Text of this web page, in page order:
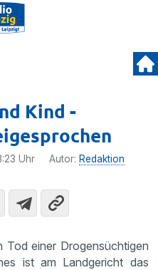
Kind -
Uhr Autor: Redaktion
Tod einer Drogen­süch­tigen
ist am Landge­richt das